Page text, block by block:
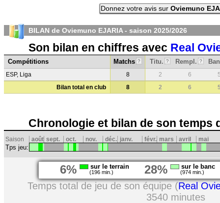
Donnez votre avis sur Oviemuno
BILAN de Oviemuno EJARIA - saison 2025/2026
Son bilan en chiffres avec Real
Compétitions Matchs ? Titu. ? Rempl. ?
ESP, Liga 8 2 6
Bilan total en club
8 2 6
Chronologie et bilan de son temps
Saison août sept. oct. nov. déc. janv. févr. mars avril mai
Tps jeu:
6% sur le terrain
(196 min.) 28% sur le banc
(974 min.)
Temps total de jeu de son équipe (Real
3540 minutes